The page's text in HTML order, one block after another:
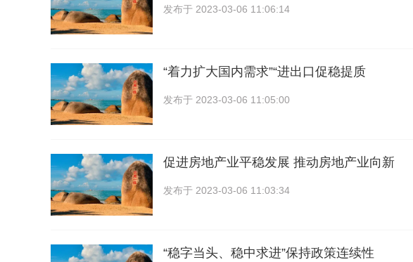
发布于 2023-03-06 11:06:14
“着力扩大国内需求”“进出口促稳提质
发布于 2023-03-06 11:05:00
促进房地产业平稳发展 推动房地产业向新
发布于 2023-03-06 11:03:34
“稳字当头、稳中求进”保持政策连续性